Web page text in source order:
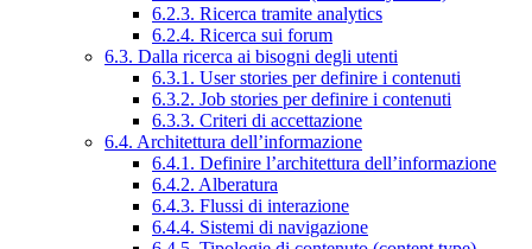
6.2.3. Ricerca tramite analytics
6.2.4. Ricerca sui forum
6.3. Dalla ricerca ai bisogni degli utenti
6.3.1. User stories per definire i contenuti
6.3.2. Job stories per definire i contenuti
6.3.3. Criteri di accettazione
6.4. Architettura dell’informazione
6.4.1. Definire l’architettura dell’informazione
6.4.2. Alberatura
6.4.3. Flussi di interazione
6.4.4. Sistemi di navigazione